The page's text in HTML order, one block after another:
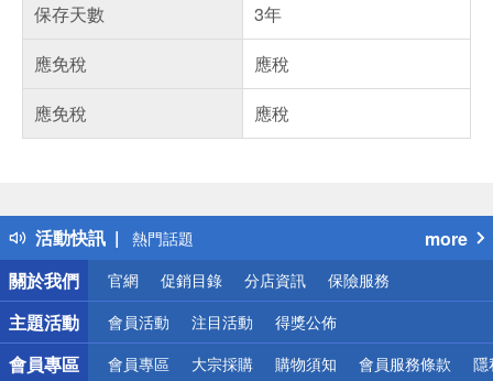
保存天數
3年
應免稅
應稅
應免稅
應稅
活動快訊
得獎公告
熱門話題
銀行優惠
偏遠地區配送
詐騙網頁！請小心！
more
關於我們
官網 促銷目錄 分店資訊 保險服務
主題活動 會員活動 注目活動 得獎公佈
會員專區 會員專區 大宗採購 購物須知 會員服務條款 隱